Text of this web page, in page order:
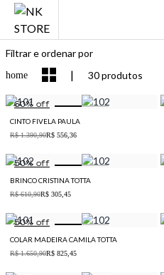
Filtrar e ordenar por
home | 30 produtos
60% off
CINTO FIVELA PAULA
R$ 1.390,90R$ 556,36
50% off
BRINCO CRISTINA TOTTA
R$ 610,90R$ 305,45
50% off
COLAR MADEIRA CAMILA TOTTA
R$ 1.650,90R$ 825,45